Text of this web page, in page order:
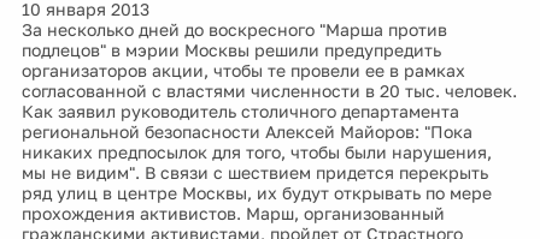
10 января 2013
За несколько дней до воскресного "Марша против
подлецов" в мэрии Москвы решили предупредить
организаторов акции, чтобы те провели ее в рамках
согласованной с властями численности в 20 тыс. человек.
Как заявил руководитель столичного департамента
региональной безопасности Алексей Майоров: "Пока
никаких предпосылок для того, чтобы были нарушения,
мы не видим". В связи с шествием придется перекрыть
ряд улиц в центре Москвы, их будут открывать по мере
прохождения активистов. Марш, организованный
гражданскими активистами, пройдет от Страстного